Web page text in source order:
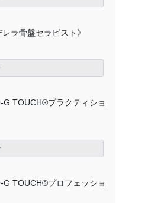
ラ骨盤セラピスト》
G TOUCH®プラクティショ
G TOUCH®プロフェッショ